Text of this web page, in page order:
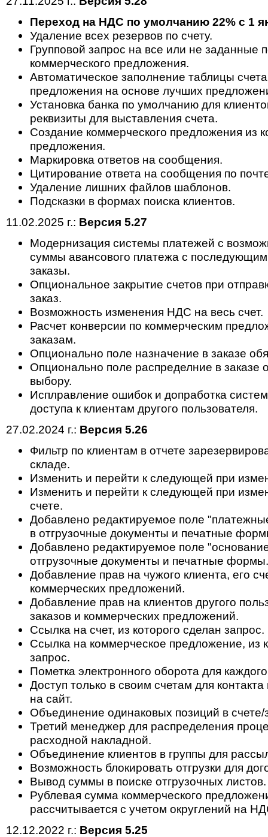
Переход на НДС по умолчанию 22% с 1
Удаление всех резервов по счету.
Групповой запрос на все или не заданные
коммерческого предложения.
Автоматическое заполнение таблицы
предложения на основе лучших
Установка банка по умолчанию для
реквизиты для выставления счета.
Создание коммерческого предложения из
предложения.
Маркировка ответов на сообщения.
Цитирование ответа на сообщения по
Удаление лишних файлов шаблонов.
Подсказки в формах поиска клиентов.
11.02.2025 г.: Версия 5.27
Модернизация системы платежей с
суммы авансового платежа с
заказы.
Опциональное закрытие счетов при
заказ.
Возможность изменения НДС на весь счет.
Расчет конверсии по коммерческим
заказам.
Опционально поле назначение в заказе
Опционально поле распределние в заказе
выбору.
Исплравление ошибок и допработка
доступа к клиентам другого пользователя.
27.02.2024 г.: Версия 5.26
Фильтр по клиентам в отчете
складе.
Изменить и перейти к следующей при
Изменить и перейти к следующей при
счете.
Добавлено редактируемое поле
в отгрузочные документы и печатные
Добавлено редактируемое поле
отгрузочные документы и печатные формы.
Добавление прав на чужого клиента, его
коммерческих предложений.
Добавление прав на клиентов другого
заказов и коммерческих предложений.
Ссылка на счет, из которого сделан запрос.
Ссылка на коммерческое предложение, из
запрос.
Пометка электронного оборота для
Доступ только в своим счетам для
на сайт.
Объединение одинаковых позиций в счете/
Третий менеджер для распределения
расходной накладной.
Объединение клиентов в группы для
Возможность блокировать отгрузки для
Вывод суммы в поиске отгрузочных листов.
Рублевая сумма коммерческого
рассчитывается с учетом округлений на
12.12.2022 г.: Версия 5.25